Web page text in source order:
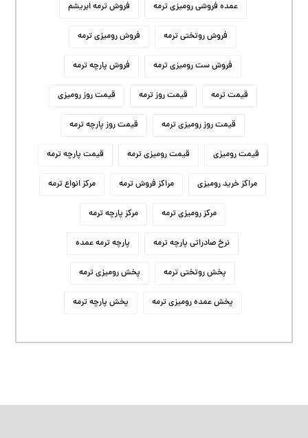
عمده فروشی رومیزی ترمه فروش ترمه ابریشم
فروش روتختی ترمه فروش رومیزی ترمه
فروش ست رومیزی ترمه فروش پارچه ترمه
قیمت ترمه قیمت روز ترمه قیمت روز رومیزی
قیمت روز رومیزی ترمه قیمت روز پارچه ترمه
قیمت رومیزی قیمت رومیزی ترمه قیمت پارچه ترمه
مراکز خرید رومیزی مراکز فروش ترمه مرکز انواع ترمه
مرکز رومیزی ترمه مرکز پارچه ترمه
نرخ صادراتی پارچه ترمه پارچه ترمه عمده
پخش روتختی ترمه پخش رومیزی ترمه
پخش عمده رومیزی ترمه پخش پارچه ترمه